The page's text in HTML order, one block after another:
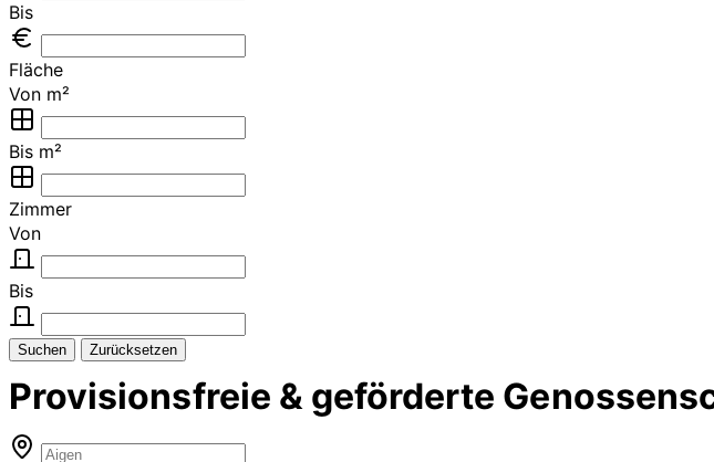
Bis
Fläche
Von m²
Bis m²
Zimmer
Von
Bis
Suchen Zurücksetzen
Provisionsfreie & geförderte